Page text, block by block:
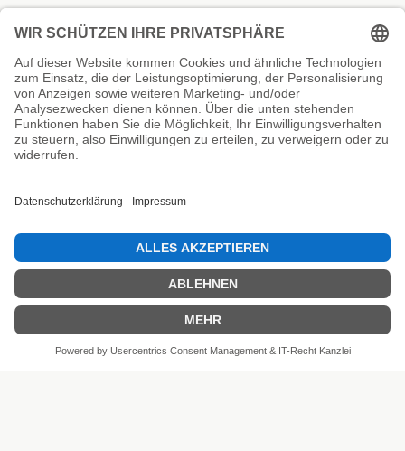
Unsere Prüfsiegel